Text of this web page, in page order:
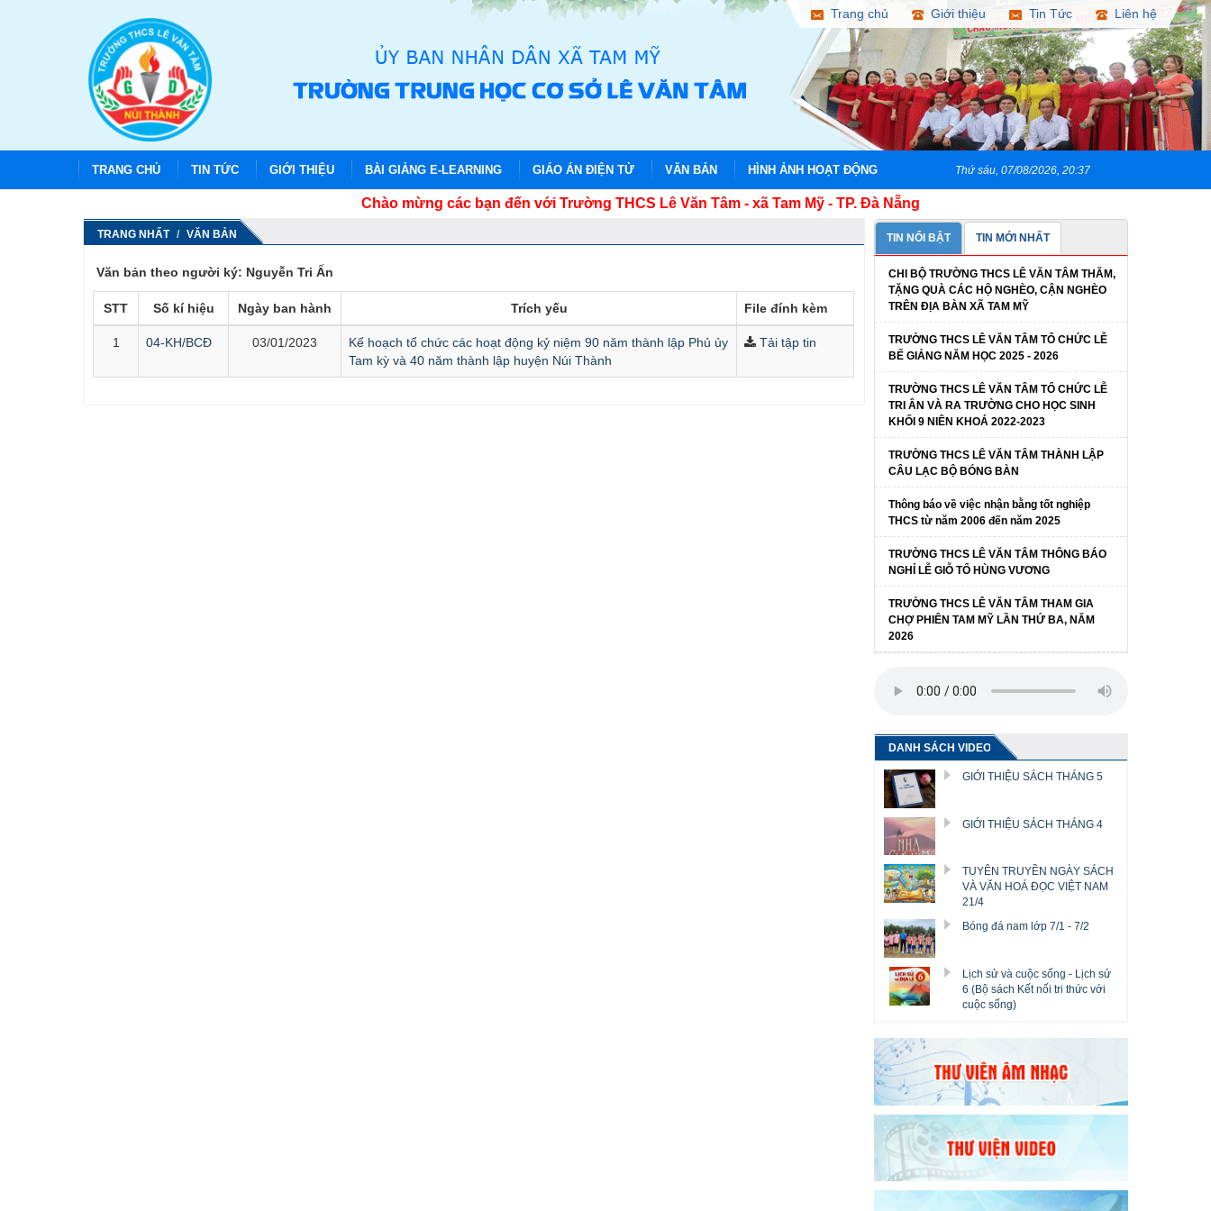
Trang chủ Giới thiệu Tin Tức Liên hệ
TRANG CHỦ TIN TỨC GIỚI THIỆU BÀI GIẢNG E-LEARNING GIÁO ÁN ĐIỆN TỬ VĂN BẢN HÌNH ẢNH HOẠT ĐỘNG Thứ sáu, 07/08/2026, 20:37
Chào mừng các bạn đến với Trường THCS Lê Văn Tâm - xã Tam Mỹ - TP. Đà Nẵng
TRANG NHẤT VĂN BẢN
Văn bản theo người ký: Nguyễn Tri Ấn
STT Số kí hiệu Ngày ban hành Trích yếu File đính kèm
1 04-KH/BCĐ 03/01/2023
Kế hoạch tổ chức các hoạt động kỷ niệm 90 năm thành lập Phủ ủy
Tam kỳ và 40 năm thành lập huyện Núi Thành
Tải tập tin
TIN NỔI BẬT TIN MỚI NHẤT
CHI BỘ TRƯỜNG THCS LÊ VĂN TÂM THĂM,
TẶNG QUÀ CÁC HỘ NGHÈO, CẬN NGHÈO
TRÊN ĐỊA BÀN XÃ TAM MỸ
TRƯỜNG THCS LÊ VĂN TÂM TỔ CHỨC LỄ
BẾ GIẢNG NĂM HỌC 2025 - 2026
TRƯỜNG THCS LÊ VĂN TÂM TỔ CHỨC LỄ
TRI ÂN VÀ RA TRƯỜNG CHO HỌC SINH
KHỐI 9 NIÊN KHOÁ 2022-2023
TRƯỜNG THCS LÊ VĂN TÂM THÀNH LẬP
CÂU LẠC BỘ BÓNG BÀN
Thông báo về việc nhận bằng tốt nghiệp
THCS từ năm 2006 đến năm 2025
TRƯỜNG THCS LÊ VĂN TÂM THÔNG BÁO
NGHỈ LỄ GIỖ TỔ HÙNG VƯƠNG
TRƯỜNG THCS LÊ VĂN TÂM THAM GIA
CHỢ PHIÊN TAM MỸ LẦN THỨ BA, NĂM
2026
DANH SÁCH VIDEO
GIỚI THIỆU SÁCH THÁNG 5
GIỚI THIỆU SÁCH THÁNG 4
TUYÊN TRUYỀN NGÀY SÁCH
VÀ VĂN HOÁ ĐỌC VIỆT NAM
21/4
Bóng đá nam lớp 7/1 - 7/2
Lịch sử và cuộc sống - Lịch sử
6 (Bộ sách Kết nối tri thức với
cuộc sống)